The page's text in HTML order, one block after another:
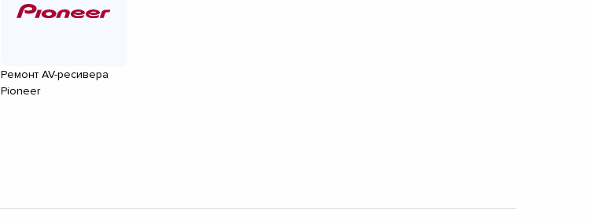
Ремонт AV-ресивера
Pioneer